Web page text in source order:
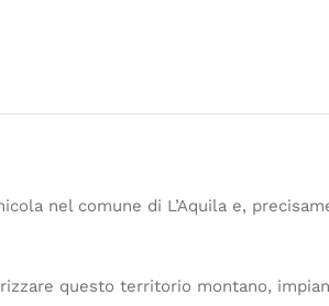
nel comune di L’Aquila e,
questo territorio montano,